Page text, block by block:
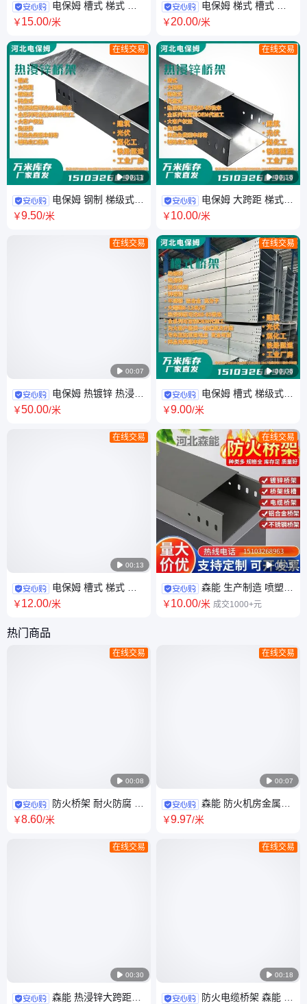
电保姆 槽式 梯式 托
盘式 大跨距 不锈钢电缆桥架
￥15.00/米
 00:11
在线交易
电保姆 钢制 梯级式大
跨距 槽式大跨度 热镀锌桥架 电
￥9.50/米
 00:07
在线交易
电保姆 热镀锌 热浸锌
锌铝镁 防火 桥架 专业生产厂家
￥50.00/米
 00:13
在线交易
电保姆 槽式 梯式 托
盘式 大跨距 电缆桥架 生产厂家
￥12.00/米
电保姆 梯式 槽式 托
盘式 大跨距直通 热浸锌桥架 电
￥20.00/米
 00:16
在线交易
电保姆 大跨距 梯式
槽式 热浸锌桥架 直通 弯头 锌
￥10.00/米
 00:06
在线交易
电保姆 槽式 梯级式
梯形 直通 大跨距 托盘式 热镀
￥9.00/米
 00:15
在线交易
森能 生产制造 喷塑热
镀锌 防火电缆桥架 执行
￥10.00/米 成交1000+元
热门商品
 00:08
在线交易
防火桥架 耐火防腐 金
属镀锌喷塑 槽式梯形系列 森能
￥8.60/米
 00:30
在线交易
森能 热浸锌大跨距梯
 00:07
在线交易
森能 防火机房金属走
线架 100*100 资质齐全 质优价
￥9.97/米
 00:18
在线交易
防火电缆桥架 森能 国